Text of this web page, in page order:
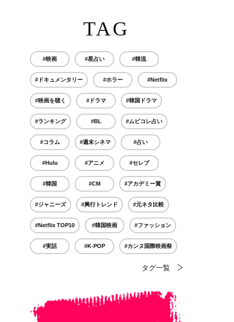
TAG
#映画 #星占い #韓流
#ドキュメンタリー #ホラー #Netflix
#映画を聴く #ドラマ #韓国ドラマ
#ランキング #BL #ムビコレ占い
#コラム #週末シネマ #占い
#Hulu #アニメ #セレブ
#韓国 #CM #アカデミー賞
#ジャニーズ #興行トレンド #元ネタ比較
#Netflix TOP10 #韓国映画 #ファッション
#実話 #K-POP #カンヌ国際映画祭
タグ一覧